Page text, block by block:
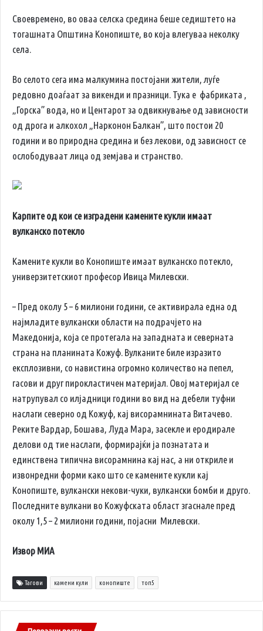
Своевремено, во оваа селска средина беше седиштето на
тогашната Општина Конопиште, во која влегуваа неколку
села.
Во селото сега има малкумина постојани жители, луѓе
редовно доаѓаат за викенди и празници. Тука е фабриката ,
„Горска” вода, но и Центарот за одвикнување од зависности
од дрога и алкохол „Нарконон Балкан”, што постои 20
години и во природна средина и без лекови, од зависност се
ослободуваат лица од земјава и странство.
Карпите од кои се изградени камените кукли имаат
вулканско потекло
Камените кукли во Конопиште имаат вулканско потекло,
универзитетскиот професор Ивица Милевски.
– Пред околу 5 – 6 милиони години, се активирала една од
најмладите вулкански области на подрачјето на
Македонија, која се протегала на западната и северната
страна на планината Кожуф. Вулканите биле изразито
експлозивни, со навистина огромно количество на пепел,
гасови и друг пирокластичен материјал. Овој материјал се
натрупувал со илјадници години во вид на дебели туфни
наслаги северно од Кожуф, кај висорамнината Витачево.
Реките Вардар, Бошава, Луда Мара, засекле и еродирале
делови од тие наслаги, формирајќи ја познатата и
единствена типична висорамнина кај нас, а ни откриле и
извонредни форми како што се камените кукли кај
Конопиште, вулкански некови-чуки, вулкански бомби и друго.
Последните вулкани во Кожуфската област згаснале пред
околу 1,5 – 2 милиони години, појасни Милевски.
Извор МИА
Тагови камени кули конопиште топ5